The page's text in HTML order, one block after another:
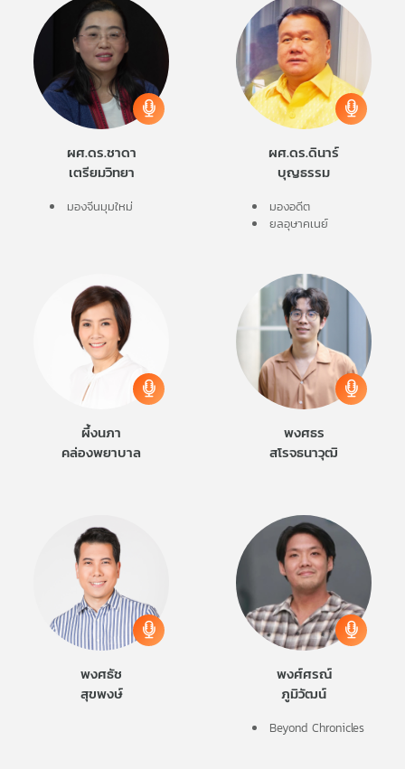
ผศ.ดร.ชาดา
เตรียมวิทยา
มองจีนมุมใหม่
ผศ.ดร.ดินาร์
บุญธรรม
มองอดีต
ยลอุษาคเนย์
ผึ้งนภา
คล่องพยาบาล
พงศธร
สโรจธนาวุฒิ
พงศธัช
สุขพงษ์
พงศ์ศรณ์
ภูมิวัฒน์
Beyond Chronicles